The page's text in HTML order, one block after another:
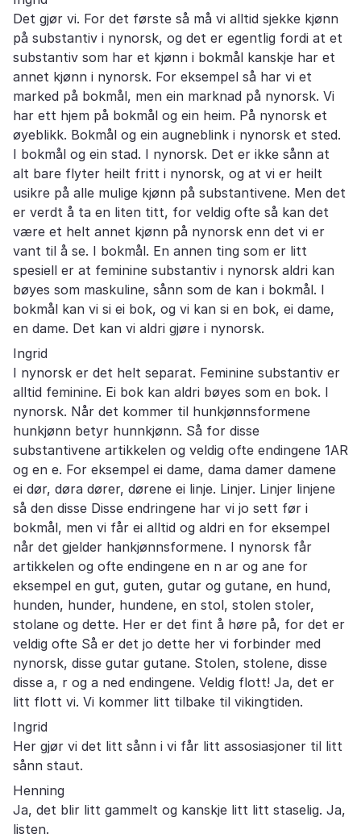
Det gjør vi. For det første så må vi alltid sjekke kjønn
på substantiv i nynorsk, og det er egentlig fordi at et
substantiv som har et kjønn i bokmål kanskje har et
annet kjønn i nynorsk. For eksempel så har vi et
marked på bokmål, men ein marknad på nynorsk. Vi
har ett hjem på bokmål og ein heim. På nynorsk et
øyeblikk. Bokmål og ein augneblink i nynorsk et sted.
I bokmål og ein stad. I nynorsk. Det er ikke sånn at
alt bare flyter heilt fritt i nynorsk, og at vi er heilt
usikre på alle mulige kjønn på substantivene. Men det
er verdt å ta en liten titt, for veldig ofte så kan det
være et helt annet kjønn på nynorsk enn det vi er
vant til å se. I bokmål. En annen ting som er litt
spesiell er at feminine substantiv i nynorsk aldri kan
bøyes som maskuline, sånn som de kan i bokmål. I
bokmål kan vi si ei bok, og vi kan si en bok, ei dame,
en dame. Det kan vi aldri gjøre i nynorsk.
Ingrid
I nynorsk er det helt separat. Feminine substantiv er
alltid feminine. Ei bok kan aldri bøyes som en bok. I
nynorsk. Når det kommer til hunkjønnsformene
hunkjønn betyr hunnkjønn. Så for disse
substantivene artikkelen og veldig ofte endingene 1AR
og en e. For eksempel ei dame, dama damer damene
ei dør, døra dører, dørene ei linje. Linjer. Linjer linjene
så den disse Disse endringene har vi jo sett før i
bokmål, men vi får ei alltid og aldri en for eksempel
når det gjelder hankjønnsformene. I nynorsk får
artikkelen og ofte endingene en n ar og ane for
eksempel en gut, guten, gutar og gutane, en hund,
hunden, hunder, hundene, en stol, stolen stoler,
stolane og dette. Her er det fint å høre på, for det er
veldig ofte Så er det jo dette her vi forbinder med
nynorsk, disse gutar gutane. Stolen, stolene, disse
disse a, r og a ned endingene. Veldig flott! Ja, det er
litt flott vi. Vi kommer litt tilbake til vikingtiden.
Ingrid
Her gjør vi det litt sånn i vi får litt assosiasjoner til litt
sånn staut.
Henning
Ja, det blir litt gammelt og kanskje litt litt staselig. Ja,
listen.